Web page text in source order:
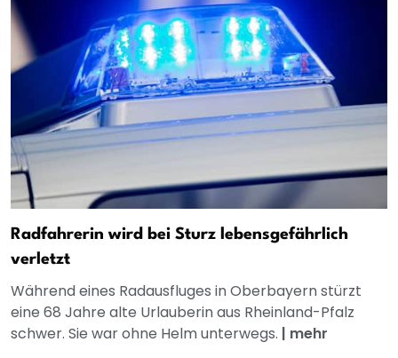
Radfahrerin wird bei Sturz lebensgefährlich
verletzt
Während eines Radausfluges in Oberbayern stürzt
eine 68 Jahre alte Urlauberin aus Rheinland-Pfalz
schwer. Sie war ohne Helm unterwegs. | mehr